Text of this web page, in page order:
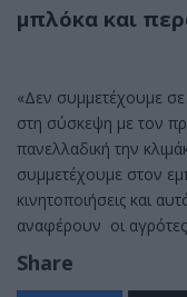
μπλόκα και
«Δεν συμμετέχουμε
στη σύσκεψη με τον
πανελλαδική την
συμμετέχουμε στον
κινητοποιήσεις και
αναφέρουν οι
Share